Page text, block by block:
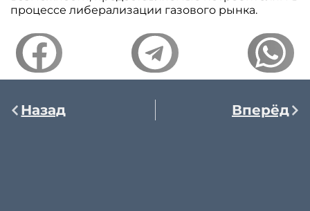
процессе либерализации газового рынка.
Назад Вперёд